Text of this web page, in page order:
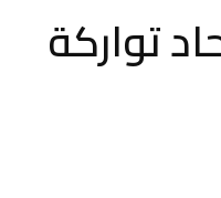
تواركة